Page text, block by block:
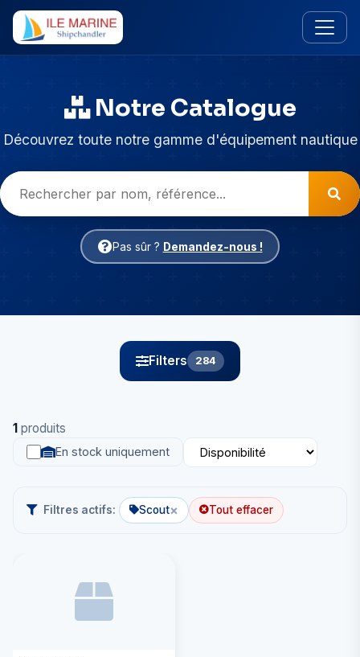
Notre Catalogue
Découvrez toute notre gamme d'équipement nautique
Pas sûr ? Demandez-nous !
Filters 284
1 produits
En stock uniquement
Filtres actifs: Scout× Tout effacer